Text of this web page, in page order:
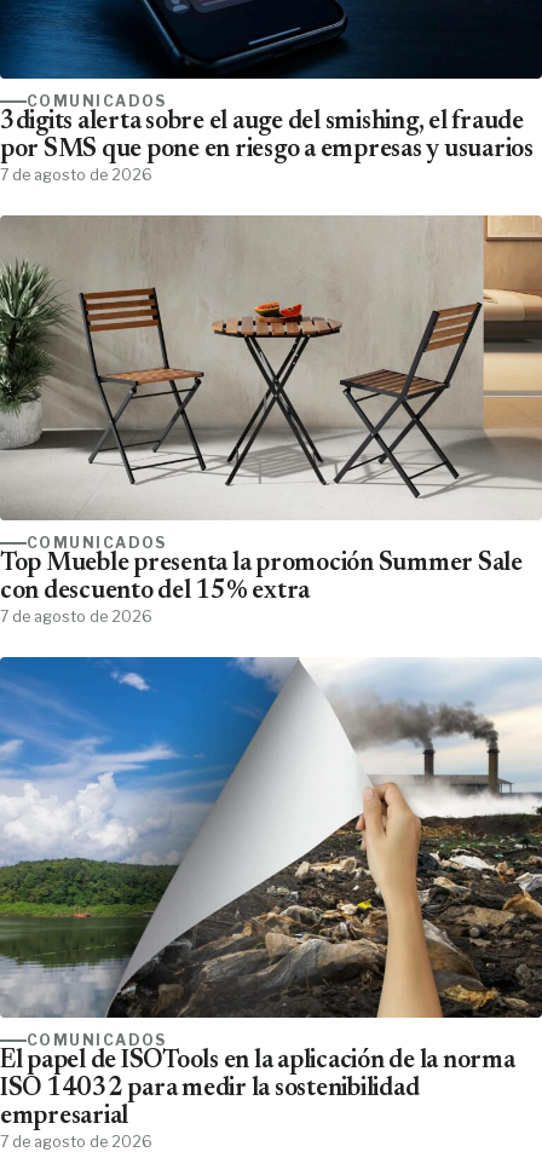
COMUNICADOS
3digits alerta sobre el auge del smishing, el fraude
por SMS que pone en riesgo a empresas y usuarios
7 de agosto de 2026
COMUNICADOS
Top Mueble presenta la promoción Summer Sale
con descuento del 15% extra
7 de agosto de 2026
COMUNICADOS
El papel de ISOTools en la aplicación de la norma
ISO 14032 para medir la sostenibilidad
empresarial
7 de agosto de 2026